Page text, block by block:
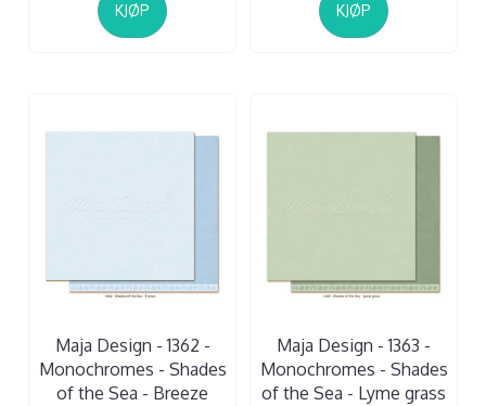
KJØP KJØP
Maja Design - 1362 -
Monochromes - Shades
of the Sea - Breeze
Maja Design - 1363 -
Monochromes - Shades
of the Sea - Lyme grass